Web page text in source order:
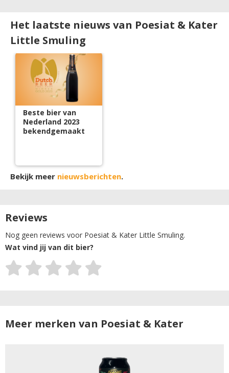
Het laatste nieuws van Poesiat & Kater
Little Smuling
Beste bier van
Nederland 2023
bekendgemaakt
Bekijk meer nieuwsberichten.
Reviews
Nog geen reviews voor Poesiat & Kater Little Smuling.
Wat vind jij van dit bier?
Meer merken van Poesiat & Kater